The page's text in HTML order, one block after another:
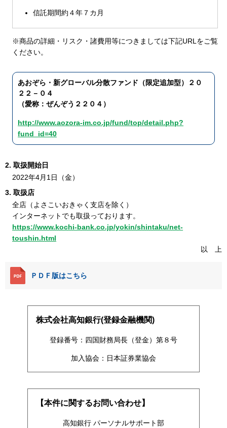
信託期間約４年７カ月
※商品の詳細・リスク・諸費用等につきましては下記URLをご覧
ください。
あおぞら・新グローバル分散ファンド（限定追加型）２０
２２－０４
（愛称：ぜんぞう２２０４）
http://www.aozora-im.co.jp/fund/top/detail.php?
fund_id=40
取扱開始日
2022年4月1日（金）
取扱店
全店（よさこいおきゃく支店を除く）
インターネットでも取扱っております。
https://www.kochi-bank.co.jp/yokin/shintaku/net-
toushin.html
以 上
ＰＤＦ版はこちら
株式会社高知銀行(登録金融機関)
登録番号：四国財務局長（登金）第８号
加入協会：日本証券業協会
【本件に関するお問い合わせ】
高知銀行 パーソナルサポート部